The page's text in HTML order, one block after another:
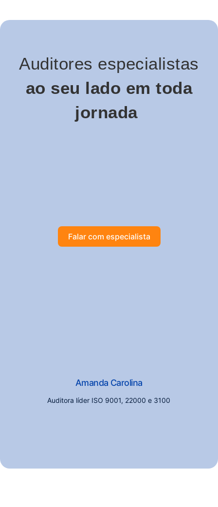
Auditores especialistas
ao seu lado em toda
jornada
Falar com especialista
Amanda Carolina
Auditora líder ISO 9001, 22000 e 3100